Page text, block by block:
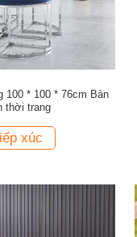
100 * 100 * 76cm Bàn
thời trang
xúc